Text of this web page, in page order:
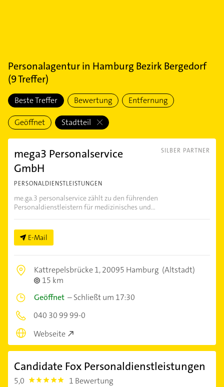
Personalagenturin Hamburg Bezirk Bergedorf
(9Treffer)
Beste Treffer Bewertung Entfernung
Geöffnet Stadtteil
SILBER PARTNER
mega3 Personalservice
GmbH
PERSONALDIENSTLEISTUNGEN
me.ga.3 personalservice zählt zu den führenden
Personaldienstleistern für medizinisches und...
E-Mail
Kattrepelsbrücke 1,20095 Hamburg (Altstadt)
15 km
Geöffnet –Schließt um 17:30
040 30 99 99-0
Webseite
Candidate Fox Personaldienstleistungen
5,0 5.0 1 Bewertung